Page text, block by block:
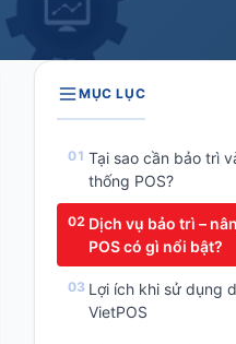
MỤC LỤC
Tại sao cần bảo trì
thống POS?
Dịch vụ bảo trì –
POS có gì nổi bật?
Lợi ích khi sử dụng
VietPOS